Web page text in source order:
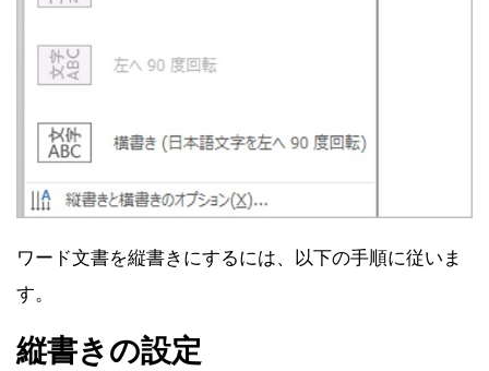
ワード文書を縦書きにするには、以下の手順に従いま
す。
縦書きの設定